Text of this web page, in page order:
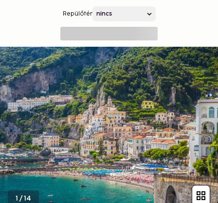
Repülőtér
1 /14